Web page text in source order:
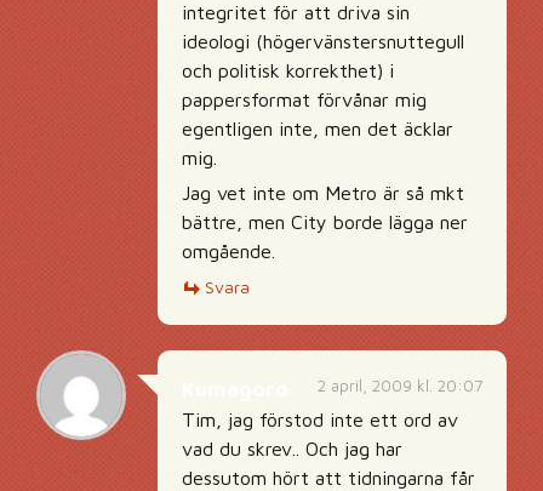
integritet för att driva sin
ideologi (högervänstersnuttegull
och politisk korrekthet) i
pappersformat förvånar mig
egentligen inte, men det äcklar
mig.
Jag vet inte om Metro är så mkt
bättre, men City borde lägga ner
omgående.
Svara
2 april, 2009 kl. 20:07
Tim, jag förstod inte ett ord av
vad du skrev.. Och jag har
dessutom hört att tidningarna får